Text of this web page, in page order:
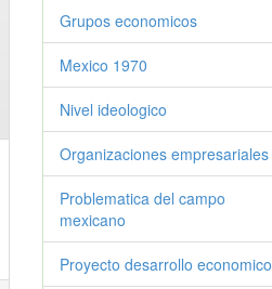
Grupos economicos
Mexico 1970
Nivel ideologico
Organizaciones empresariales
Problematica del campo
mexicano
Proyecto desarrollo economico